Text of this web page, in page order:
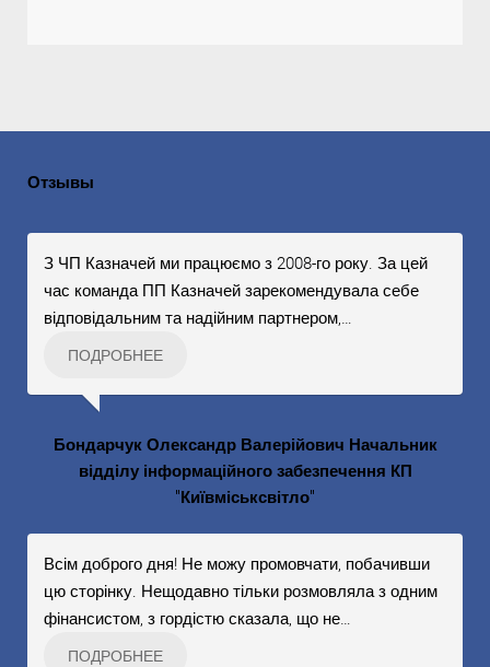
Отзывы
З ЧП Казначей ми працюємо з 2008-го року. За цей
час команда ПП Казначей зарекомендувала себе
відповідальним та надійним партнером,
ПОДРОБНЕЕ
Бондарчук Олександр Валерійович Начальник
відділу інформаційного забезпечення КП
"Київміськсвітло"
Всім доброго дня! Не можу промовчати, побачивши
цю сторінку. Нещодавно тільки розмовляла з одним
фінансистом, з гордістю сказала, що не
ПОДРОБНЕЕ